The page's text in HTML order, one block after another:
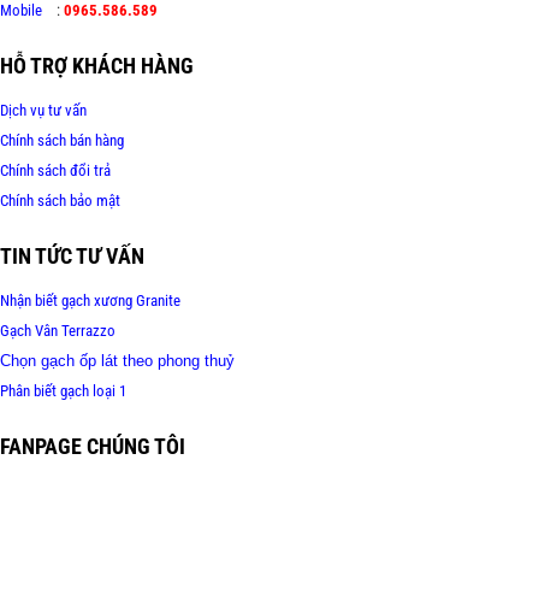
Mobile : 0965.586.589
HỖ TRỢ KHÁCH HÀNG
Dịch vụ tư vấn
Chính sách bán hàng
Chính sách đổi trả
Chính sách bảo mật
TIN TỨC TƯ VẤN
Nhận biết gạch xương Granite
Gạch Vân Terrazzo
Chọn gạch ốp lát theo phong thuỷ
Phân biết gạch loại 1
FANPAGE CHÚNG TÔI